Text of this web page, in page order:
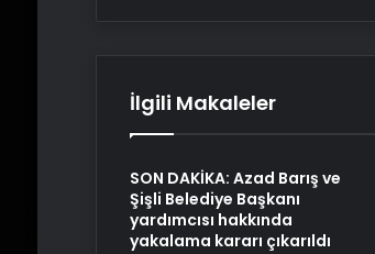
İlgili Makaleler
SON DAKİKA: Azad Barış ve
Şişli Belediye Başkanı
yardımcısı hakkında
yakalama kararı çıkarıldı